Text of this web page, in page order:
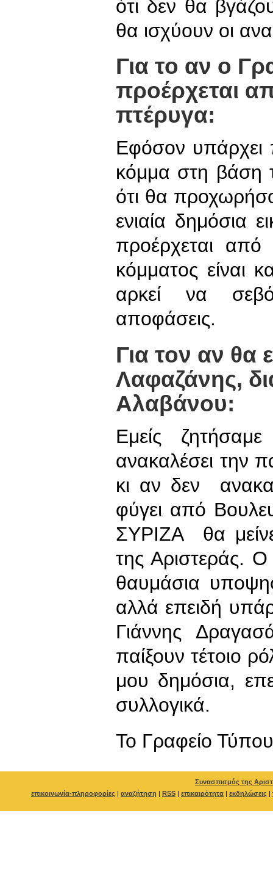
ότι δεν θα
θα ισχύουν οι
Για το αν ο
προέρχεται
πτέρυγα:
Εφόσον υπάρχει
κόμμα στη βάση
ότι θα
ενιαία δημόσια
προέρχεται
κόμματος είναι
αρκεί να
αποφάσεις.
Για τον αν θα
Λαφαζάνης,
Αλαβάνου:
Εμείς
ανακαλέσει την
κι αν δεν
φύγει από
ΣΥΡΙΖΑ θα
της Αριστεράς.
θαυμάσια
αλλά επειδή
Γιάννης
παίξουν τέτοιο
μου δημόσια,
συλλογικά.
To Γραφείο Τύπου
Συνασπισμός της
επικοινωνία-πληροφορίες | αναζήτηση | RSS | επικαιρότητα | εκδηλώσεις |